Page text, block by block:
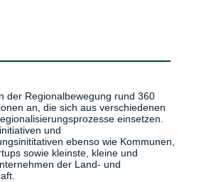
der Regionalbewegung rund 360
an, die sich aus verschiedenen
einsetzen.
und
ebenso wie Kommunen,
sowie kleinste, kleine und
der Land- und